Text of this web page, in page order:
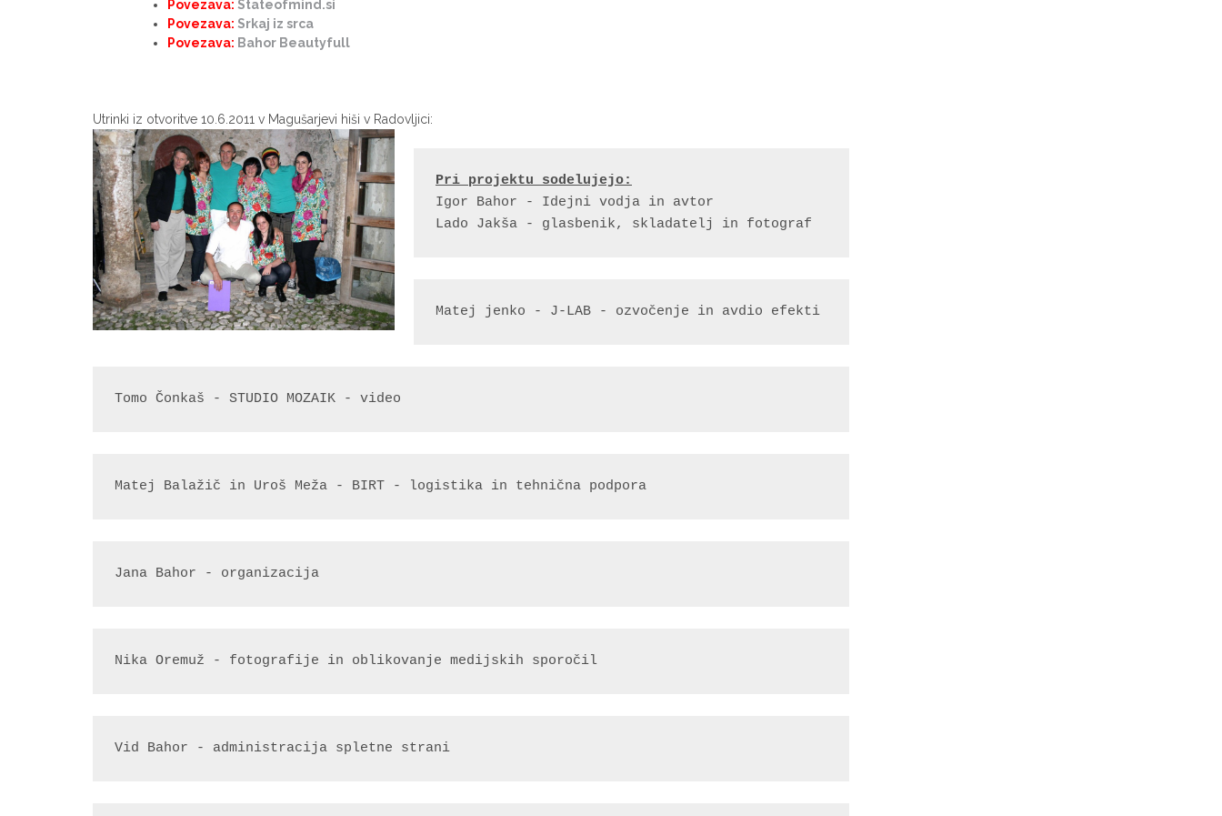
Povezava: Stateofmind.si
Povezava: Srkaj iz srca
Povezava: Bahor Beautyfull
Utrinki iz otvoritve 10.6.2011 v Magušarjevi hiši v Radovljici:
Pri projektu sodelujejo:
Igor Bahor - Idejni vodja in avtor
Lado Jakša - glasbenik, skladatelj in fotograf
Matej jenko - J-LAB - ozvočenje in avdio efekti
Tomo Čonkaš - STUDIO MOZAIK - video
Matej Balažič in Uroš Meža - BIRT - logistika in tehnična podpora
Jana Bahor - organizacija
Nika Oremuž - fotografije in oblikovanje medijskih sporočil
Vid Bahor - administracija spletne strani